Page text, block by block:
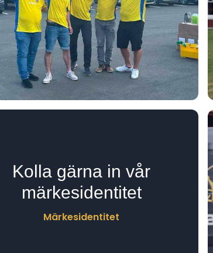
Kolla gärna in vår
märkesidentitet
Märkesidentitet